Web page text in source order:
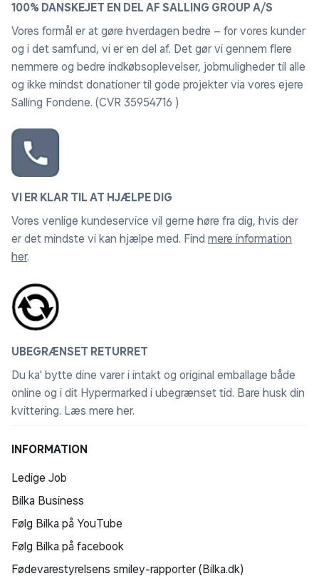
100% DANSKEJET EN DEL AF SALLING GROUP A/S
Vores formål er at gøre hverdagen bedre – for vores kunder
og i det samfund, vi er en del af. Det gør vi gennem flere
nemmere og bedre indkøbsoplevelser, jobmuligheder til alle
og ikke mindst donationer til gode projekter via vores ejere
Salling Fondene. (CVR 35954716 )
VI ER KLAR TIL AT HJÆLPE DIG
Vores venlige kundeservice vil gerne høre fra dig, hvis der
er det mindste vi kan hjælpe med. Find mere information
her.
UBEGRÆNSET RETURRET
Du ka' bytte dine varer i intakt og original emballage både
online og i dit Hypermarked i ubegrænset tid. Bare husk din
kvittering. Læs mere her.
INFORMATION
Ledige Job
Bilka Business
Følg Bilka på YouTube
Følg Bilka på facebook
Fødevarestyrelsens smiley-rapporter (Bilka.dk)